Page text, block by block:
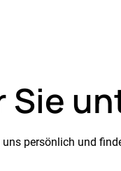
Sie
persönlich und